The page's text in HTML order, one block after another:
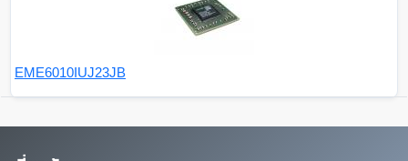
EME6010IUJ23JB